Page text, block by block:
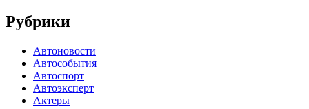
Рубрики
Автоновости
Автособытия
Автоспорт
Автоэксперт
Актеры